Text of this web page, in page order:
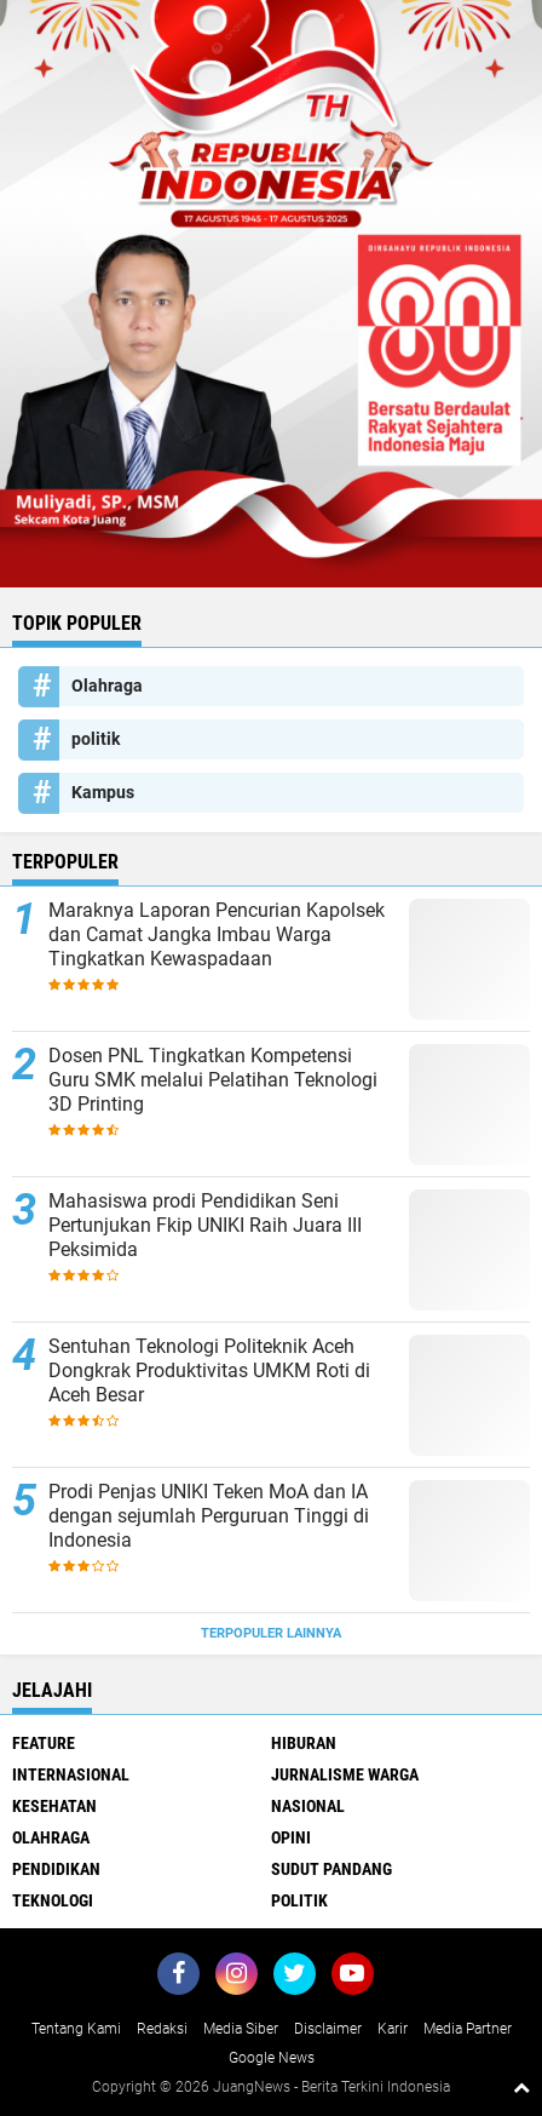
TOPIK POPULER
Olahraga
politik
Kampus
TERPOPULER
Maraknya Laporan Pencurian Kapolsek
dan Camat Jangka Imbau Warga
Tingkatkan Kewaspadaan
Dosen PNL Tingkatkan Kompetensi
Guru SMK melalui Pelatihan Teknologi
3D Printing
Mahasiswa prodi Pendidikan Seni
Pertunjukan Fkip UNIKI Raih Juara III
Peksimida
Sentuhan Teknologi Politeknik Aceh
Dongkrak Produktivitas UMKM Roti di
Aceh Besar
Prodi Penjas UNIKI Teken MoA dan IA
dengan sejumlah Perguruan Tinggi di
Indonesia
TERPOPULER LAINNYA
JELAJAHI
FEATURE
HIBURAN
INTERNASIONAL
JURNALISME WARGA
KESEHATAN
NASIONAL
OLAHRAGA
OPINI
PENDIDIKAN
SUDUT PANDANG
TEKNOLOGI
POLITIK
Tentang Kami Redaksi Media Siber Disclaimer Karir
Media Partner
Google News
Copyright © 2026 JuangNews - Berita Terkini Indonesia